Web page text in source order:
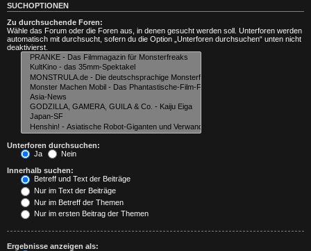
SUCHOPTIONEN
Zu durchsuchende Foren:
Wähle das Forum oder die Foren aus, in denen gesucht werden soll. Unterforen werden
automatisch mit durchsucht, sofern du die Option „Unterforen durchsuchen“ unten nicht
deaktivierst.
Unterforen durchsuchen:
Ja
Nein
Innerhalb suchen:
Betreff und Text der Beiträge
Nur im Text der Beiträge
Nur im Betreff der Themen
Nur im ersten Beitrag der Themen
Ergebnisse anzeigen als: